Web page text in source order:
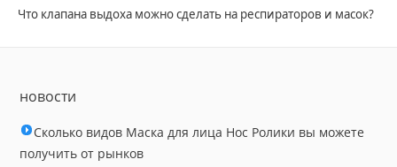
Что клапана выдоха можно сделать на респираторов и масок?
новости
Сколько видов Маска для лица Нос Ролики вы можете
получить от рынков